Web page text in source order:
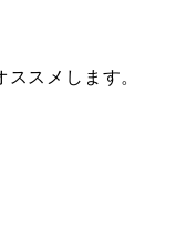
スメします。